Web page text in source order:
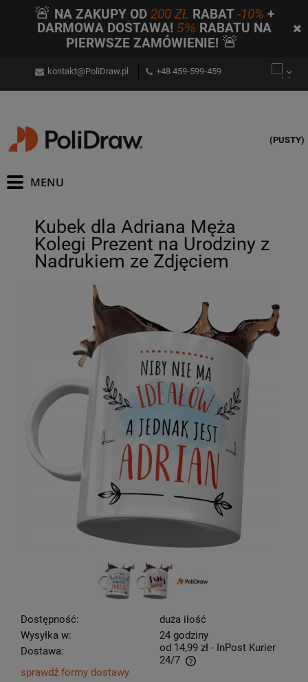
🚨 NA ZAKUPY OD200 ZŁ RABAT-10% +
DARMOWA DOSTAWA! 5% RABATU NA
PIERWSZE ZAMÓWIENIE! 🚨
kontakt@PoliDraw.pl +48 459-599-459
(PUSTY)
Kubek dla Adriana Męża
Kolegi Prezent na Urodziny z
Nadrukiem ze Zdjęciem
Dostępność:
duża ilość
Wysyłka w:
24 godziny
Dostawa:
od 14,99 zł - InPost Kurier
24/7
Cena nie zawiera ewentualnych kosztów płatności
sprawdź formy dostawy